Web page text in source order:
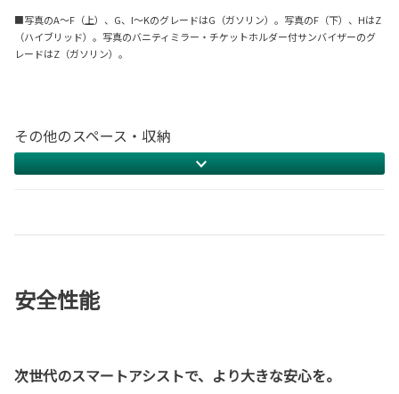
■写真のA〜F（上）、G、I〜KのグレードはG（ガソリン）。写真のF（下）、HはZ
（ハイブリッド）。写真のバニティミラー・チケットホルダー付サンバイザーのグ
レードはZ（ガソリン）。
その他のスペース・収納
安全性能
次世代のスマートアシストで、より大きな安心を。